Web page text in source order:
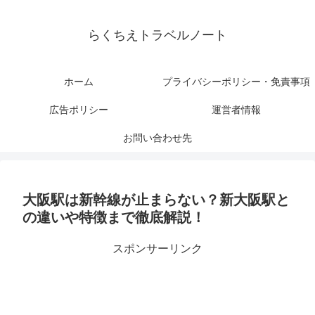
らくちえトラベルノート
ホーム プライバシーポリシー・免責事項
広告ポリシー 運営者情報
お問い合わせ先
大阪駅は新幹線が止まらない？新大阪駅と
の違いや特徴まで徹底解説！
スポンサーリンク